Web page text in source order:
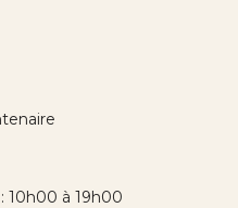
10h00 à 19h00